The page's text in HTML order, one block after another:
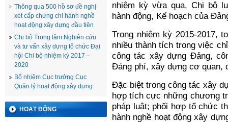
Thông qua 500 hồ sơ đề nghị
xét cấp chứng chỉ hành nghề
hoạt động xây dựng đầu tiên
Chi bộ Trung tâm Nghiên cứu
và tư vấn xây dựng tổ chức Đại
hội Chi bộ nhiệm kỳ 2017 –
2020
Bổ nhiệm Cục trưởng Cục
Quản lý hoạt động xây dựng
HOẠT ĐỘNG
nhiệm kỳ vừa qua, Chi bộ
hành động, Kế hoạch của
Trong nhiệm kỳ 2015-2017,
nhiều thành tích trong việc
công tác xây dựng Đảng,
Đảng phí, xây dựng cơ quan,
Đặc biệt trong công tác xây
hợp tích cực những chương
pháp luật; phối hợp tổ chức
hành nghề hoạt động xây